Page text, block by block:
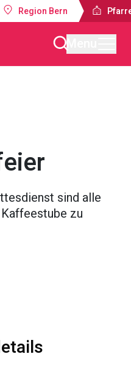
Region Bern
sind alle
zu